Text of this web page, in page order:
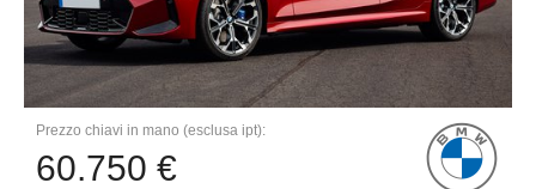
Prezzo chiavi in mano (esclusa ipt):
60.750 €